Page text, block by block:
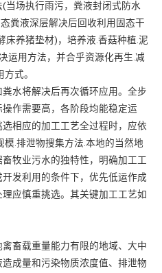
当场执行雨污，粪液封闭式防水
粪液深层解决后回收利用固态干
床养猪垫材)，培养液.香菇种植.泥
运用方法，并合乎资源化再生.减
式。
水将解决后再次循环应用。全步
作需要高，各阶段均能稳定运
相应的加工工艺全过程时，应依
.排泄物搜集方法.本地的当然地
牧业污水的独特性，明确加工工
发利用的条件下，优先低运作成
应慎重挑选。其关键加工工艺如
畜载重量能力有限的地域、大中
成量和污染物质浓度值、排泄物